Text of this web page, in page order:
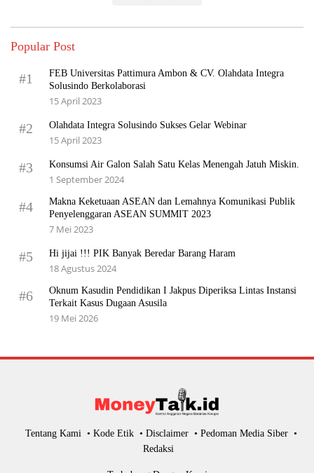
Popular Post
#1
FEB Universitas Pattimura Ambon & CV. Olahdata Integra
Solusindo Berkolaborasi
15 April 2023
#2 Olahdata Integra Solusindo Sukses Gelar Webinar
15 April 2023
#3 Konsumsi Air Galon Salah Satu Kelas Menengah Jatuh Miskin.
1 September 2024
#4
Makna Keketuaan ASEAN dan Lemahnya Komunikasi Publik
Penyelenggaran ASEAN SUMMIT 2023
7 Mei 2023
#5 Hi jijai !!! PIK Banyak Beredar Barang Haram
18 Agustus 2024
#6
Oknum Kasudin Pendidikan I Jakpus Diperiksa Lintas Instansi
Terkait Kasus Dugaan Asusila
19 Mei 2026
Tentang Kami Kode Etik Disclaimer
Pedoman Media Siber
Redaksi